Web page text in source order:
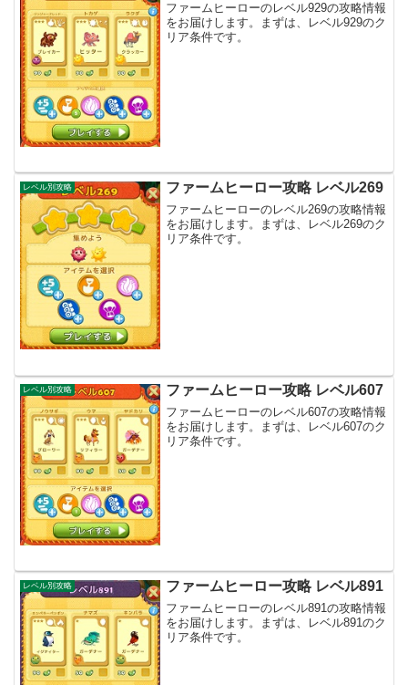
ファームヒーローのレベル929の攻略情報
をお届けします。まずは、レベル929のク
リア条件です。
レベル別攻略 ファームヒーロー攻略 レベル269
ファームヒーローのレベル269の攻略情報
をお届けします。まずは、レベル269のク
リア条件です。
レベル別攻略 ファームヒーロー攻略 レベル607
ファームヒーローのレベル607の攻略情報
をお届けします。まずは、レベル607のク
リア条件です。
レベル別攻略 ファームヒーロー攻略 レベル891
ファームヒーローのレベル891の攻略情報
をお届けします。まずは、レベル891のク
リア条件です。